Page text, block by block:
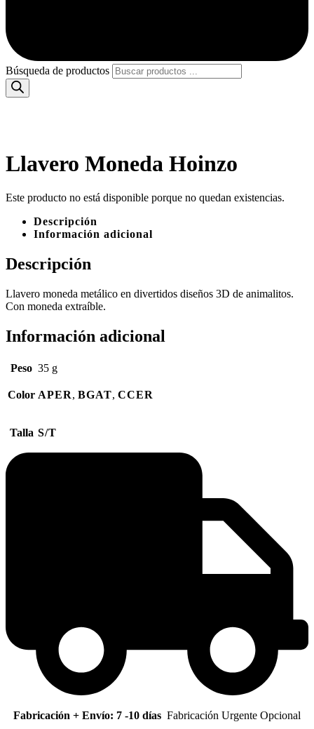
Búsqueda de productos
Llavero Moneda Hoinzo
Este producto no está disponible porque no quedan existencias.
Descripción
Información adicional
Descripción
Llavero moneda metálico en divertidos diseños 3D de animalitos.
Con moneda extraíble.
Información adicional
Peso 35 g
Color APER, BGAT, CCER
Talla S/T
Fabricación + Envío: 7 -10 días Fabricación Urgente Opcional